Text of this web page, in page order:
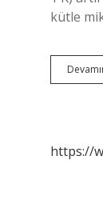
kütle
https://